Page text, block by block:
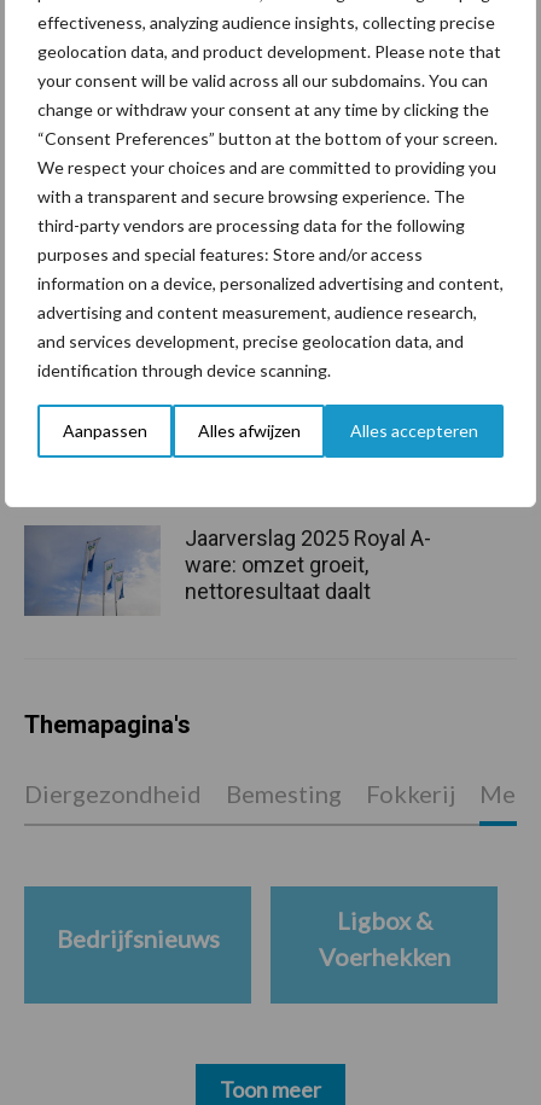
effectiveness, analyzing audience insights, collecting precise
geolocation data, and product development. Please note that
your consent will be valid across all our subdomains. You can
change or withdraw your consent at any time by clicking the
“Consent Preferences” button at the bottom of your screen.
We respect your choices and are committed to providing you
with a transparent and secure browsing experience. The
third-party vendors are processing data for the following
purposes and special features: Store and/or access
information on a device, personalized advertising and content,
advertising and content measurement, audience research,
and services development, precise geolocation data, and
identification through device scanning.
Aanpassen Alles afwijzen Alles accepteren
Limagrain Nederland BV
T.0113 – 55 71 00
Aanbevolen voor jou!
Nieuw aan Schmallenberg
gerelateerd virus ontdekt in
Duitsland
Tot 5 ton per wiel om
ondergrondverdichting te
beperken
Jaarverslag 2025 Royal A-
ware: omzet groeit,
nettoresultaat daalt
Themapagina's
Diergezondheid Bemesting Fokkerij
Bedrijfsnieuws
Ligbox &
Voerhekken
Toon meer